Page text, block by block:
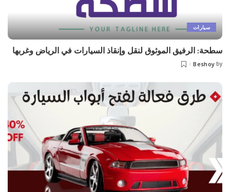
سيارات
سطحة: الرفيق الموثوق لنقل وإنقاذ السيارات في الرياض وغربها
Posted
by
Beshoy